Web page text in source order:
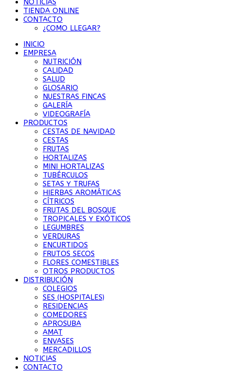
NOTICIAS
TIENDA ONLINE
CONTACTO
¿COMO LLEGAR?
INICIO
EMPRESA
NUTRICIÓN
CALIDAD
SALUD
GLOSARIO
NUESTRAS FINCAS
GALERÍA
VIDEOGRAFÍA
PRODUCTOS
CESTAS DE NAVIDAD
CESTAS
FRUTAS
HORTALIZAS
MINI HORTALIZAS
TUBÉRCULOS
SETAS Y TRUFAS
HIERBAS AROMÁTICAS
CÍTRICOS
FRUTAS DEL BOSQUE
TROPICALES Y EXÓTICOS
LEGUMBRES
VERDURAS
ENCURTIDOS
FRUTOS SECOS
FLORES COMESTIBLES
OTROS PRODUCTOS
DISTRIBUCIÓN
COLEGIOS
SES (HOSPITALES)
RESIDENCIAS
COMEDORES
APROSUBA
AMAT
ENVASES
MERCADILLOS
NOTICIAS
CONTACTO